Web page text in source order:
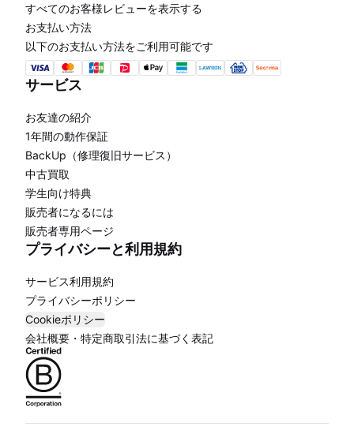
すべてのお客様レビューを表示する
お支払い方法
以下のお支払い方法をご利用可能です
サービス
お友達の紹介
1年間の動作保証
BackUp（修理復旧サービス）
中古買取
学生向け特典
販売者になるには
販売者専用ページ
プライバシーと利用規約
サービス利用規約
プライバシーポリシー
Cookieポリシー
会社概要・特定商取引法に基づく表記